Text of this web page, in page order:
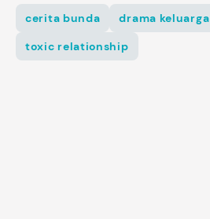
cerita bunda drama keluarga
toxic relationship